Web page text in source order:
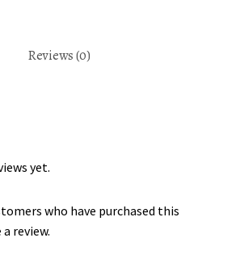
Reviews (0)
yet.
who have purchased this
review.